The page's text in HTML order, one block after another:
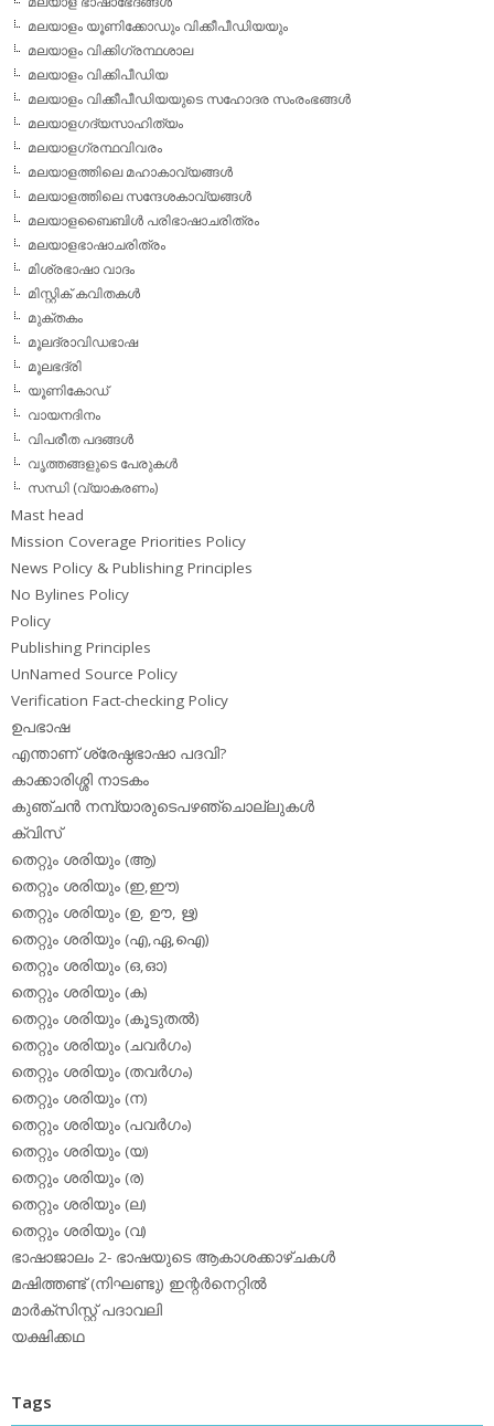
മലയാളം യൂണിക്കോഡും വിക്കീപീഡിയയും
മലയാളം വിക്കിഗ്രന്ഥശാല
മലയാളം വിക്കിപീഡിയ
മലയാളം വിക്കീപീഡിയയുടെ സഹോദര സംരംഭങ്ങള്‍
മലയാളഗദ്യസാഹിത്യം
മലയാളഗ്രന്ഥവിവരം
മലയാളത്തിലെ മഹാകാവ്യങ്ങള്‍
മലയാളത്തിലെ സന്ദേശകാവ്യങ്ങള്‍
മലയാളബൈബിള്‍ പരിഭാഷാചരിത്രം
മലയാളഭാഷാചരിത്രം
മിശ്രഭാഷാ വാദം
മിസ്റ്റിക് കവിതകള്‍
മുക്തകം
മൂലദ്രാവിഡഭാഷ
മൂലഭദ്രി
യൂണികോഡ്
വായനദിനം
വിപരീത പദങ്ങള്‍
വൃത്തങ്ങളുടെ പേരുകള്‍
സന്ധി (വ്യാകരണം)
Mast head
Mission Coverage Priorities Policy
News Policy & Publishing Principles
No Bylines Policy
Policy
Publishing Principles
UnNamed Source Policy
Verification Fact-checking Policy
ഉപഭാഷ
എന്താണ് ശ്രേഷ്ഠഭാഷാ പദവി?
കാക്കാരിശ്ശി നാടകം
കുഞ്ചന്‍ നമ്പ്യാരുടെപഴഞ്ചൊല്ലുകള്‍
ക്വിസ്
തെറ്റും ശരിയും (ആ)
തെറ്റും ശരിയും (ഇ,ഈ)
തെറ്റും ശരിയും (ഉ, ഊ, ഋ)
തെറ്റും ശരിയും (എ,ഏ,ഐ)
തെറ്റും ശരിയും (ഒ,ഓ)
തെറ്റും ശരിയും (ക)
തെറ്റും ശരിയും (കൂടുതല്‍)
തെറ്റും ശരിയും (ചവര്‍ഗം)
തെറ്റും ശരിയും (തവര്‍ഗം)
തെറ്റും ശരിയും (ന)
തെറ്റും ശരിയും (പവര്‍ഗം)
തെറ്റും ശരിയും (യ)
തെറ്റും ശരിയും (ര)
തെറ്റും ശരിയും (ല)
തെറ്റും ശരിയും (വ)
ഭാഷാജാലം 2- ഭാഷയുടെ ആകാശക്കാഴ്ചകള്‍
മഷിത്തണ്ട് (നിഘണ്ടു) ഇന്റര്‍നെറ്റില്‍
മാര്‍ക്‌സിസ്റ്റ് പദാവലി
യക്ഷിക്കഥ
Tags